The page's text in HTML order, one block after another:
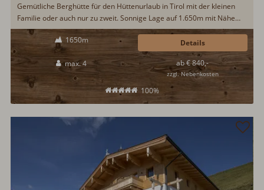
Gemütliche Berghütte für den Hüttenurlaub in Tirol mit der kleinen
Familie oder auch nur zu zweit. Sonnige Lage auf 1.650m mit Nähe
zum Wald. Gemütlich eingerichtet mit Schwedenofen. Zum Skifahren
geht es in das beliebte Skigebiet Kühtai. In den Sommermonaten lässt
die Region rund um die Bergkristall Hütte keine Langeweile
aufkommen...
1650m
max. 4
100%
ab € 840,-
zzgl. Nebenkosten
Details